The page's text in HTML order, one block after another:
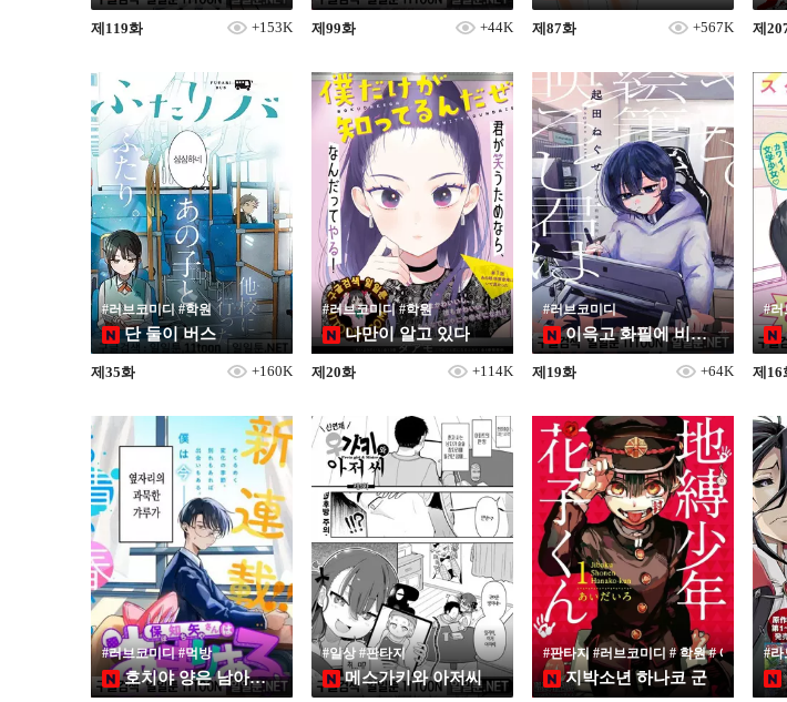
제119화 +153K 제99화 +44K 제87화 +567K 제
#러브코미디 #학원
단 둘이 버스
제35화 +160K
#러브코미디 #학원
나만이 알고 있다
제20화 +114K
#러브코미디
이윽고 화필에 비칠 그대는
제19화 +64K
#러
제16
#러브코미디 #먹방
호치야 양은 남아돈다
#일상 #판타지
메스가키와 아저씨
#판타지 #러브코미디 # 학원 # 애니화
지박소년 하나코 군
#라